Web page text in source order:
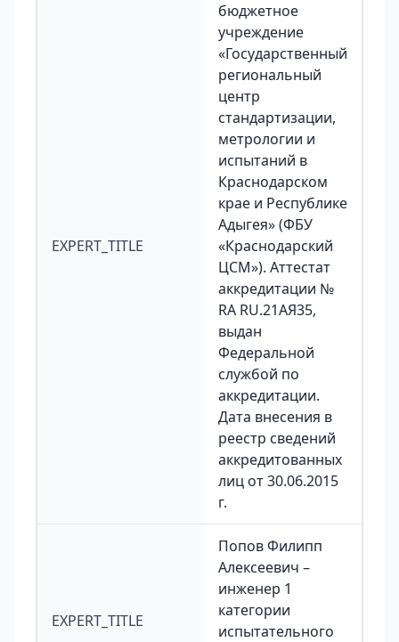
EXPERT_TITLE
бюджетное
учреждение
«Государственный
региональный
центр
стандартизации,
метрологии и
испытаний в
Краснодарском
крае и Республике
Адыгея» (ФБУ
«Краснодарский
ЦСМ»). Аттестат
аккредитации №
RA RU.21АЯ35,
выдан
Федеральной
службой по
аккредитации.
Дата внесения в
реестр сведений
аккредитованных
лиц от 30.06.2015
г.
EXPERT_TITLE
Попов Филипп
Алексеевич –
инженер 1
категории
испытательного